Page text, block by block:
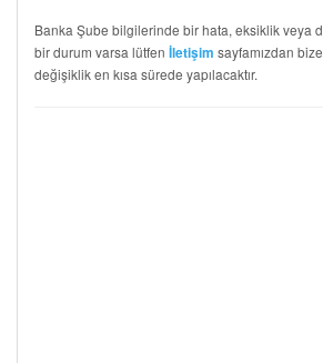
Banka Şube bilgilerinde bir hata, eksiklik veya
bir durum varsa lütfen İletişim sayfamızdan
değişiklik en kısa sürede yapılacaktır.